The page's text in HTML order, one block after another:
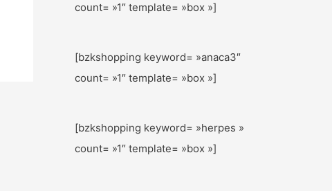
count= »1″ template= »box »]
[bzkshopping keyword= »anaca3″
count= »1″ template= »box »]
[bzkshopping keyword= »herpes »
count= »1″ template= »box »]